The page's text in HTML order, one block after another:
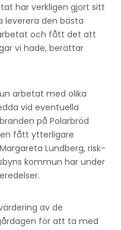
har verkligen gjort sitt
den bästa
och fått det att
vi hade, berättar
arbetat med olika
vid eventuella
på Polarbröd
fått ytterligare
Lundberg, risk-
kommun har under
av de
för att ta med